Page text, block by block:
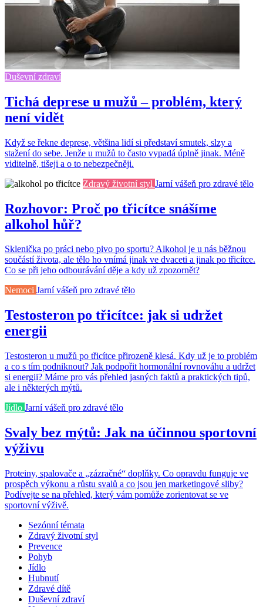
Duševní zdraví
Tichá deprese u mužů – problém, který
není vidět
Když se řekne deprese, většina lidí si představí smutek, slzy a
stažení do sebe. Jenže u mužů to často vypadá úplně jinak. Méně
viditelně, tišeji a o to nebezpečněji.
Zdravý životní styl Jarní vášeň pro zdravé tělo
Rozhovor: Proč po třicítce snášíme
alkohol hůř?
Sklenička po práci nebo pivo po sportu? Alkohol je u nás běžnou
součástí života, ale tělo ho vnímá jinak ve dvaceti a jinak po třicítce.
Co se při jeho odbourávání děje a kdy už zpozornět?
Nemoci Jarní vášeň pro zdravé tělo
Testosteron po třicítce: jak si udržet
energii
Testosteron u mužů po třicítce přirozeně klesá. Kdy už je to problém
a co s tím podniknout? Jak podpořit hormonální rovnováhu a udržet
si energii? Máme pro vás přehled jasných faktů a praktických tipů,
ale i některých mýtů.
Jídlo Jarní vášeň pro zdravé tělo
Svaly bez mýtů: Jak na účinnou sportovní
výživu
Proteiny, spalovače a „zázračné“ doplňky. Co opravdu funguje ve
prospěch výkonu a růstu svalů a co jsou jen marketingové sliby?
Podívejte se na přehled, který vám pomůže zorientovat se ve
sportovní výživě.
Sezónní témata
Zdravý životní styl
Prevence
Pohyb
Jídlo
Hubnutí
Zdravé dítě
Duševní zdraví